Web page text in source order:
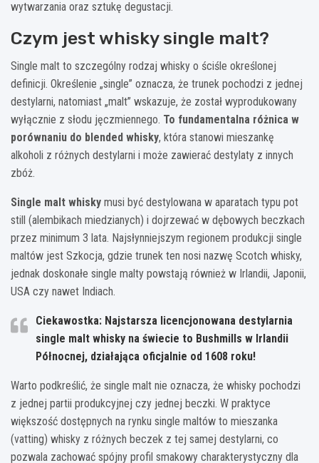
wytwarzania oraz sztukę degustacji.
Czym jest whisky single malt?
Single malt to szczególny rodzaj whisky o ściśle określonej
definicji. Określenie „single” oznacza, że trunek pochodzi z jednej
destylarni, natomiast „malt” wskazuje, że został wyprodukowany
wyłącznie z słodu jęczmiennego. To fundamentalna różnica w
porównaniu do blended whisky, która stanowi mieszankę
alkoholi z różnych destylarni i może zawierać destylaty z innych
zbóż.
Single malt whisky musi być destylowana w aparatach typu pot
still (alembikach miedzianych) i dojrzewać w dębowych beczkach
przez minimum 3 lata. Najsłynniejszym regionem produkcji single
maltów jest Szkocja, gdzie trunek ten nosi nazwę Scotch whisky,
jednak doskonałe single malty powstają również w Irlandii, Japonii,
USA czy nawet Indiach.
Ciekawostka: Najstarsza licencjonowana destylarnia
single malt whisky na świecie to Bushmills w Irlandii
Północnej, działająca oficjalnie od 1608 roku!
Warto podkreślić, że single malt nie oznacza, że whisky pochodzi
z jednej partii produkcyjnej czy jednej beczki. W praktyce
większość dostępnych na rynku single maltów to mieszanka
(vatting) whisky z różnych beczek z tej samej destylarni, co
pozwala zachować spójny profil smakowy charakterystyczny dla